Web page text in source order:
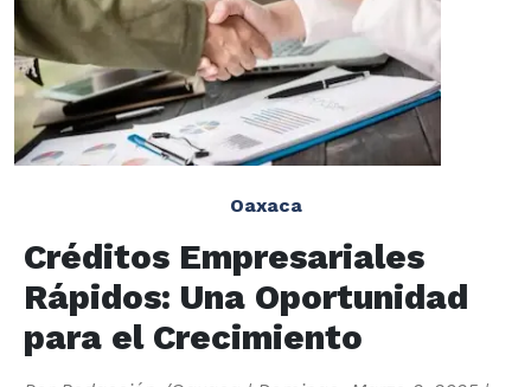
Oaxaca
Créditos Empresariales
Rápidos: Una Oportunidad
para el Crecimiento